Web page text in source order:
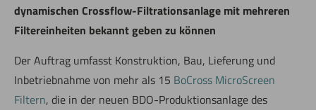
dynamischen Crossflow-Filtrationsanlage mit mehreren
Filtereinheiten bekannt geben zu können
Der Auftrag umfasst Konstruktion, Bau, Lieferung und
Inbetriebnahme von mehr als 15 BoCross MicroScreen
Filtern, die in der neuen BDO-Produktionsanlage des